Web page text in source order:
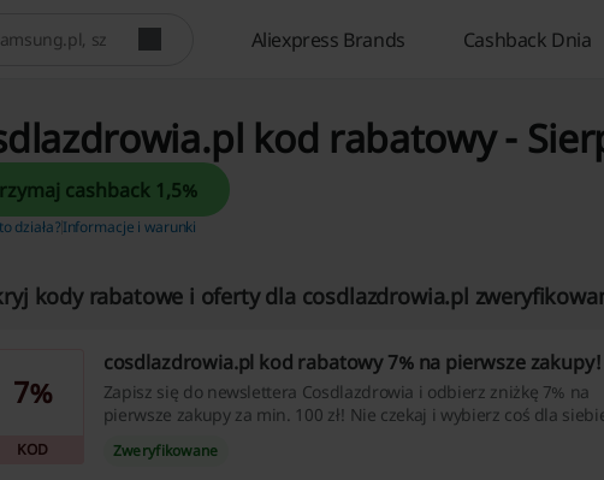
Aliexpress Brands Cashback Dnia
kod rabatowy -
Otrzymaj cashback 1,5%
działa?Informacje i warunki
kody rabatowe i oferty dla cosdlazdrowia.pl
7%
KOD
cosdlazdrowia.pl kod rabatowy 7% na pierwsze zakupy!
Zapisz się do newslettera Cosdlazdrowia i odbierz zniżkę 7% na
pierwsze zakupy za min. 100 zł! Nie czekaj i wybierz coś dla
Zweryfikowane